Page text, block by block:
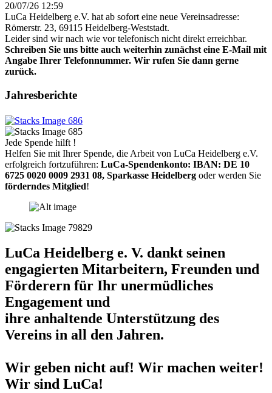
20/07/26 12:59
LuCa Heidelberg e.V. hat ab sofort eine neue Vereinsadresse:
Römerstr. 23, 69115 Heidelberg-Weststadt.
Leider sind wir nach wie vor telefonisch nicht direkt erreichbar.
Schreiben Sie uns bitte auch weiterhin zunächst eine E-Mail mit
Angabe Ihrer Telefonnummer. Wir rufen Sie dann gerne
zurück.
Jahresberichte
Jede Spende hilft !
Helfen Sie mit Ihrer Spende, die Arbeit von LuCa Heidelberg e.V.
erfolgreich fortzuführen: LuCa-Spendenkonto: IBAN: DE 10
6725 0020 0009 2931 08, Sparkasse Heidelberg oder werden Sie
förderndes Mitglied!
LuCa Heidelberg e. V. dankt seinen
engagierten Mitarbeitern, Freunden und
Förderern für Ihr unermüdliches
Engagement und
ihre anhaltende Unterstützung des
Vereins in all den Jahren.
Wir geben nicht auf! Wir machen weiter!
Wir sind LuCa!